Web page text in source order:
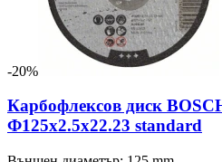
-20%
Карбофлексов диск
Ф125х2.5х22.23 standard